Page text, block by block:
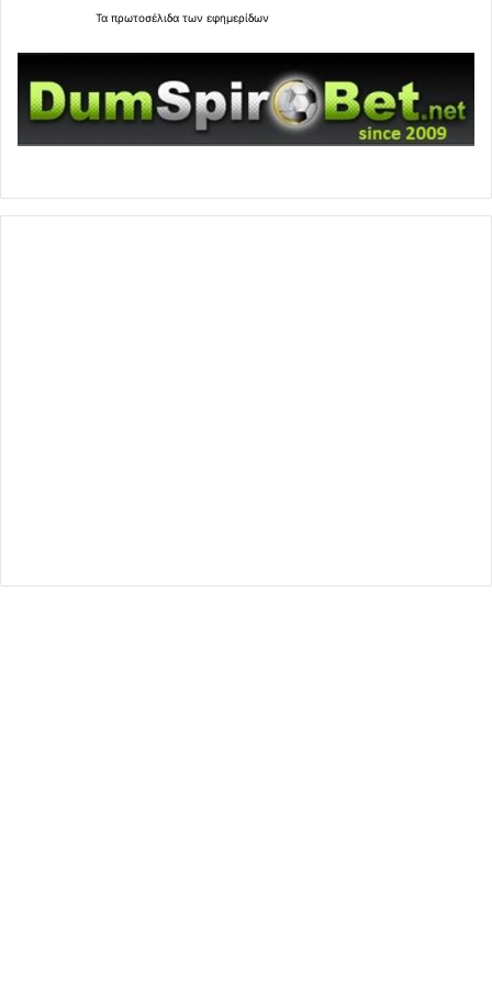
Τα πρωτοσέλιδα των εφημερίδων